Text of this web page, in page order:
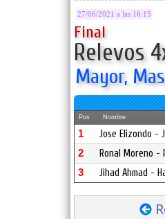
27/06/2021 a las 16:15
Final
Relevos
Mayor,
Pos Nombre
1 Jose Elizondo -
2 Ronal Moreno -
3 Jihad Ahmad -